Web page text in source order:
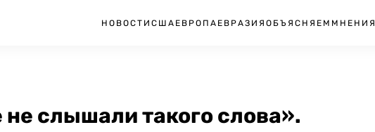
НОВОСТИ США ЕВРОПА ЕВРАЗИЯ ОБЪЯСНЯЕМ МНЕНИЯ
слышали такого слова».